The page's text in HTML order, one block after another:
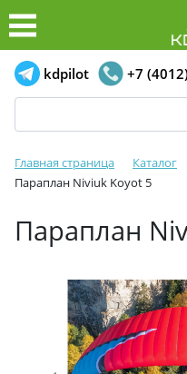
kdpilot +7
Главная страница Каталог
Параплан Niviuk Koyot 5
Параплан